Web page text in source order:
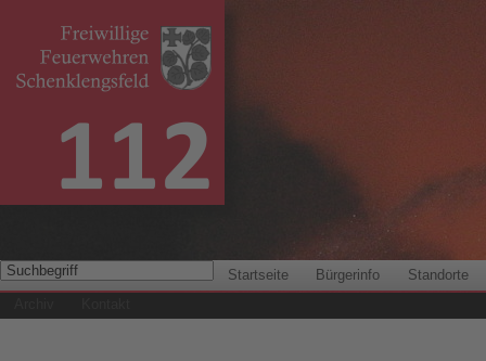
Startseite Bürgerinfo
Standorte